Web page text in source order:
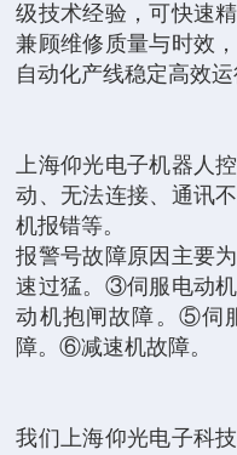
级技术经验，可快速
兼顾维修质量与时效
自动化产线稳定高效运
上海仰光电子机器人
动、无法连接、通讯
机报错等。
报警号故障原因主要
速过猛。③伺服电动
动机抱闸故障。⑤伺
障。⑥减速机故障。
我们上海仰光电子科